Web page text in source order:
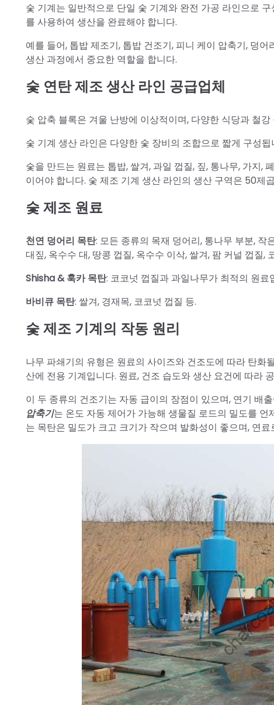
숯 기계는 일반적으로 단일 숯 기계와 완전 가공 라인으로
를 사용하여 생산을 완료해야 합니다.
예를 들어, 톱밥 제조기, 톱밥 건조기, 피니 케이 압축기, 덩
생산 과정에서 중요한 역할을 합니다.
숯 연탄 제조 생산 라인 공급업체
숯 압축 블록은 겨울 난방에 이상적이며, 다양한 식당과 철
숯 기계 생산 라인은 다양한 숯 장비의 조합으로 짧게 구성
숯을 만드는 원료는 톱밥, 쌀겨, 과일 껍질, 짚, 통나무, 가지,
이어야 합니다. 숯 제조 기계 생산 라인의 생산 구역은 50제
숯 제조 원료
천연 덩어리 목탄: 모든 종류의 목재 덩어리, 통나무 부분, 작
대짚, 옥수수 대, 땅콩 껍질, 옥수수 이삭, 쌀겨, 팜 커널 껍질,
Shisha & 훅카 목탄: 코코넛 껍질과 과일나무가 최적의 원료
바비큐 목탄: 쌀겨, 경재목, 코코넛 껍질 등.
숯 제조 기계의 작동 원리
나무 파쇄기의 유형은 원료의 사이즈와 건조도에 따라 탄화
산에 전용 기계입니다. 원료, 건조 습도와 생산 요건에 따라
이 두 종류의 건조기는 자동 급이의 장점이 있으며, 연기 배
압축기는 온도 자동 제어가 가능해 생물질 로드의 밀도를
는 목탄은 밀도가 크고 크기가 작으며 발화성이 좋으며, 연